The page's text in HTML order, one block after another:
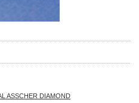
ASSCHER DIAMOND